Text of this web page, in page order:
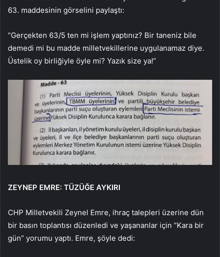
63. maddesinin görselini paylaştı:
“Gerçekten 63/5 ten mi işlem yaptınız? Bir taneniz bile
demedi mi bu madde milletvekillerine uygulanamaz diye.
Üstelik oy birliğiyle öyle mi? Yazık size ya!”
ZEYNEP EMRE: TÜZÜĞE AYKIRI
CHP Milletvekili Zeynel Emre, ihraç talepleri üzerine dün
bir basın toplantısı düzenledi ve yaşananlar için “Kara bir
gün” yorumu yaptı. Emre, şöyle dedi: